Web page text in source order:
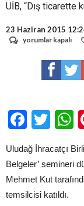
UİB, “Dış ticarette
23 Haziran 2015
UİB,
ticarette
kullanılan
belgeler”
yorumlar kapalı
Uludağ İhracatçı
Belgeler’ semineri
Mehmet Kut
temsilcisi katıldı.